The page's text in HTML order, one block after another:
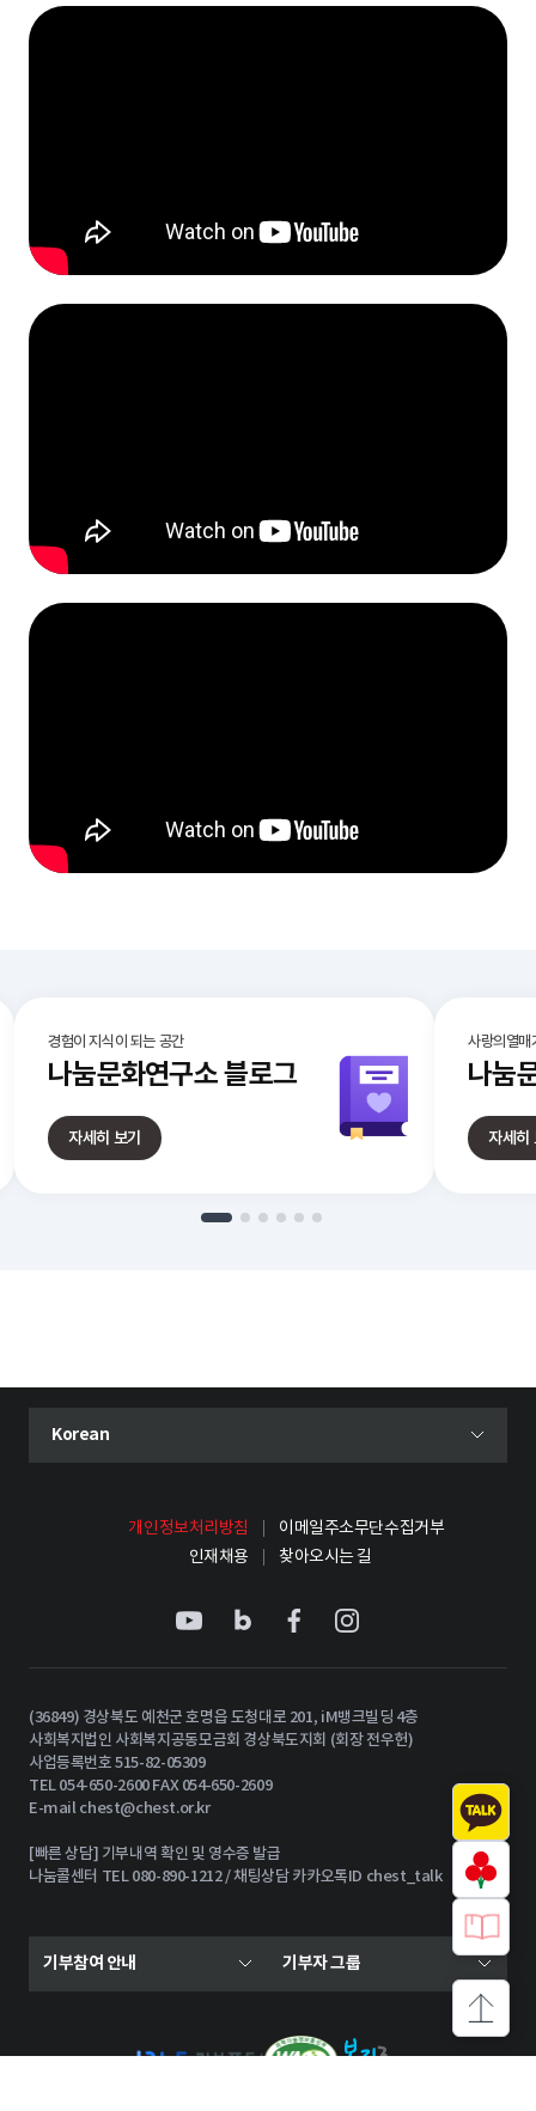
상단으
경험이 지식이 되는 공간
나눔문화연구소블로그
자세히 보기
사랑의열매
나눔
자세히
언어 선택 메뉴 열기
현재 선택된 언어
Korean
개인정보처리방침
이메일주소무단수집거부
인재채용
찾아오시는 길
(36849) 경상북도 예천군 호명읍 도청대로 201, iM뱅크빌딩 4층
사회복지법인 사회복지공동모금회 경상북도지회 (회장 전우헌)
사업등록번호 515-82-05309
TEL 054-650-2600 FAX 054-650-2609
E-mailchest@chest.or.kr
[빠른 상담] 기부내역 확인 및 영수증 발급
나눔콜센터 TEL 080-890-1212 / 채팅상담 카카오톡ID chest_talk
기부참여 안내 기부자 그룹